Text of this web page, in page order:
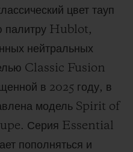
цвет тауп
палитру Hublot,
нейтральных
Classic Fusion
в 2025 году, в
модель Spirit of
Серия Essential
пополняться и